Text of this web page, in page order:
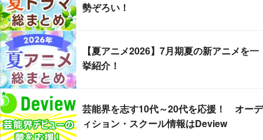
勢ぞろい！
【夏アニメ2026】7月期夏の新アニメを一
挙紹介！
芸能界を志す10代～20代を応援！ オーデ
ィション・スクール情報はDeview